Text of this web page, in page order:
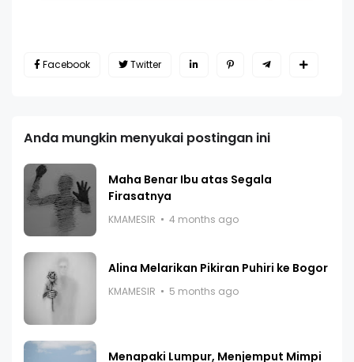
Facebook Twitter
Anda mungkin menyukai postingan ini
Maha Benar Ibu atas Segala
Firasatnya
KMAMESIR 4 months ago
Alina Melarikan Pikiran Puhiri ke Bogor
KMAMESIR 5 months ago
Menapaki Lumpur, Menjemput Mimpi